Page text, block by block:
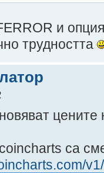
и
трудността
цените
са